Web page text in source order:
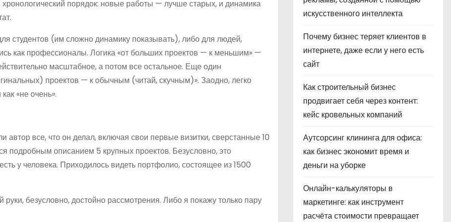
порядок: новые работы — лучше старых, и динамика
студентов (им сложно динамику показывать), либо для людей,
как профессионалы. Логика «от больших проектов — к меньшим» —
масштабное, а потом все остальное. Еще один
проектов — к обычным (читай, скучным)». Заодно, легко
«не очень».
все, что он делал, включая свои первые визитки, сверстанные 10
подробным описанием 5 крупных проектов. Безусловно, это
у человека. Приходилось видеть портфолио, состоящее из 1500
безусловно, достойно рассмотрения. Либо я покажу только пару
искусственного интеллекта
Почему бизнес теряет клиентов в
интернете, даже если у него есть
сайт
Как строительный бизнес
продвигает себя через контент:
кейс кровельных компаний
Аутсорсинг клининга для офиса:
как бизнес экономит время и
деньги на уборке
Онлайн-калькуляторы в
маркетинге: как инструмент
расчёта стоимости превращает